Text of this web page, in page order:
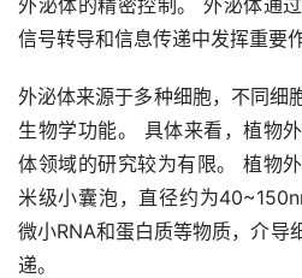
信号转导和信息传递中发挥重要作
外泌体来源于多种细胞，不同细
生物学功能。 具体来看，植物
体领域的研究较为有限。 植物
米级小囊泡，直径约为
微小RNA和蛋白质等物质，介导
递。